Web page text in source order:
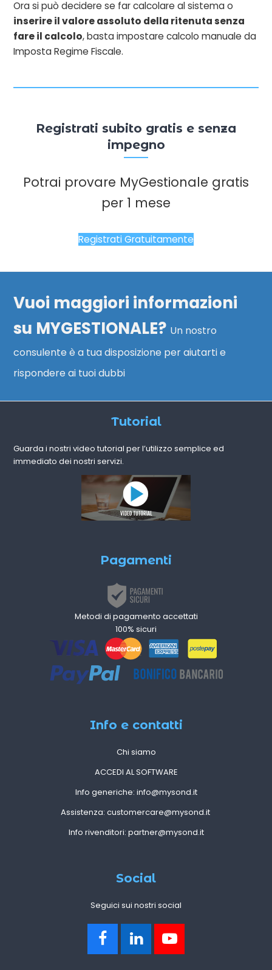
Ora si può decidere se far calcolare al sistema o
inserire il valore assoluto della ritenuta senza
fare il calcolo, basta impostare calcolo manuale da
Imposta Regime Fiscale.
Registrati subito gratis e senza
impegno
Potrai provare MyGestionale gratis
per 1 mese
Registrati Gratuitamente
Vuoi maggiori informazioni
su MYGESTIONALE? Un nostro
consulente è a tua disposizione per aiutarti e
rispondere ai tuoi dubbi
Tutorial
Guarda i nostri video tutorial per l’utilizzo semplice ed
immediato dei nostri servizi.
Pagamenti
Metodi di pagamento accettati
100% sicuri
Info e contatti
Chi siamo
ACCEDI AL SOFTWARE
Info generiche: info@mysond.it
Assistenza: customercare@mysond.it
Info rivenditori: partner@mysond.it
Social
Seguici sui nostri social
F
a
L
i
Y
o